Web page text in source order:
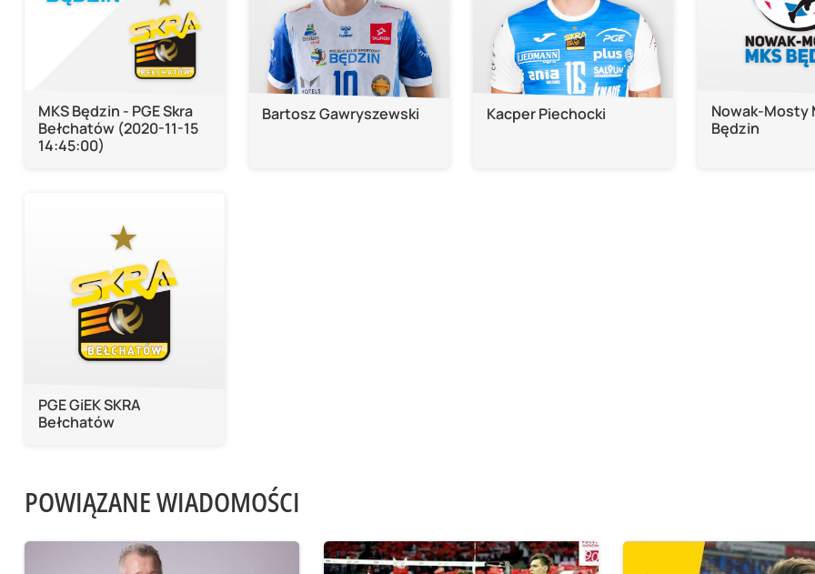
MKS Będzin - PGE Skra
Bełchatów (2020-11-15
14:45:00)
Bartosz Gawryszewski Kacper Piechocki
Nowak-Mosty
Będzin
PGE GiEK SKRA
Bełchatów
POWIĄZANE WIADOMOŚCI